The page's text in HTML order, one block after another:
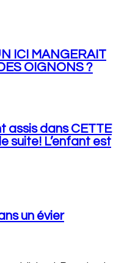
ICI MANGERAIT
OIGNONS ?
assis dans CETTE
suite! L’enfant est
un évier